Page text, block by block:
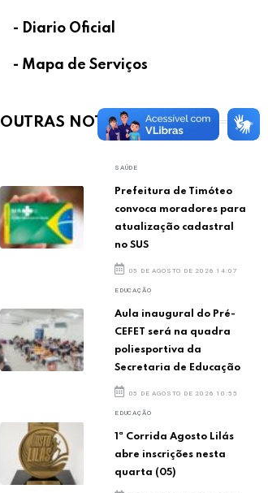
- Diario Oficial
- Mapa de Serviços
OUTRAS NOTÍCIAS
SAÚDE
Prefeitura de Timóteo
convoca moradores para
atualização cadastral
no SUS
05 DE AGOSTO DE 2026 14:07
EDUCAÇÃO
Aula inaugural do Pré-
CEFET será na quadra
poliesportiva da
Secretaria de Educação
05 DE AGOSTO DE 2026 10:55
EDUCAÇÃO
1ª Corrida Agosto Lilás
abre inscrições nesta
quarta (05)